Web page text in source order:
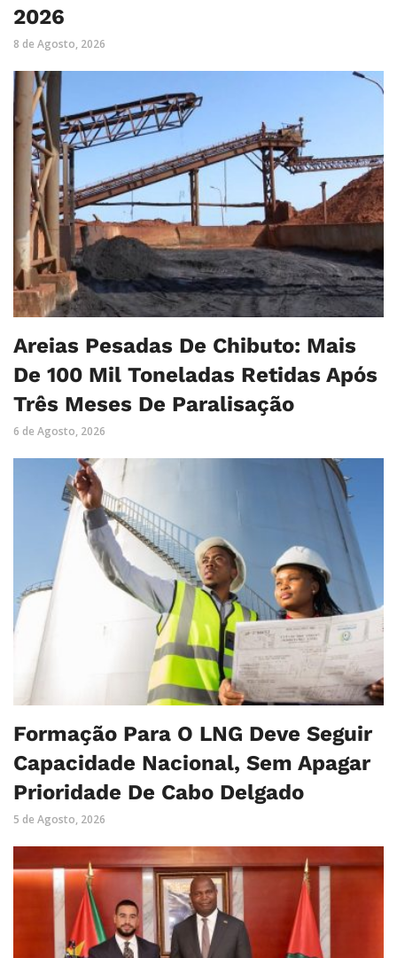
2026
8 de Agosto, 2026
Areias Pesadas De Chibuto: Mais
De 100 Mil Toneladas Retidas Após
Três Meses De Paralisação
6 de Agosto, 2026
Formação Para O LNG Deve Seguir
Capacidade Nacional, Sem Apagar
Prioridade De Cabo Delgado
5 de Agosto, 2026